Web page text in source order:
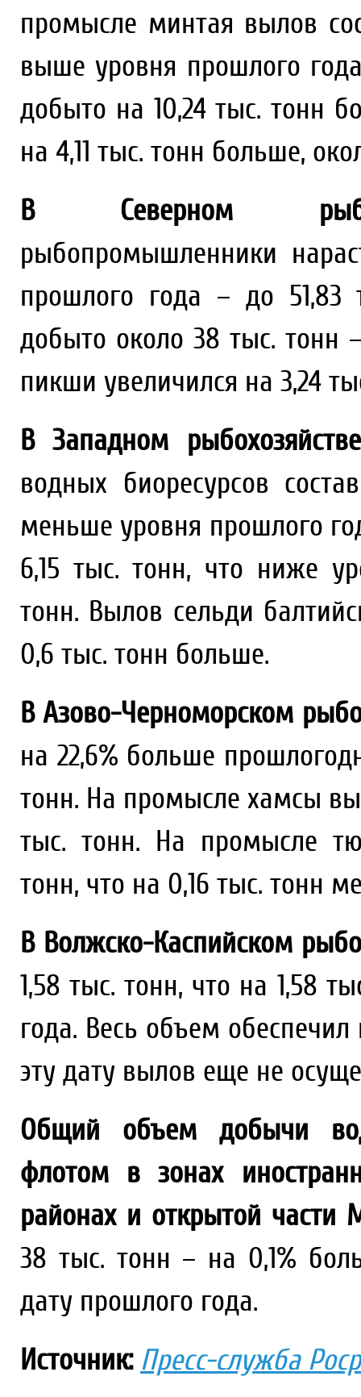
промысле минтая вылов
выше уровня прошлого
добыто на 10,24 тыс. тонн
на 4,11 тыс. тонн больше,
В Северном
рыбопромышленники
прошлого года – до 51,83
добыто около 38 тыс. тонн
пикши увеличился на 3,24
В Западном
водных биоресурсов
меньше уровня прошлого
6,15 тыс. тонн, что ниже
тонн. Вылов сельди
0,6 тыс. тонн больше.
В Азово-Черноморском
на 22,6% больше
тонн. На промысле хамсы
тыс. тонн. На промысле
тонн, что на 0,16 тыс. тонн
В Волжско-Каспийском
1,58 тыс. тонн, что на 1,58
года. Весь объем
эту дату вылов еще не
Общий объем добычи
флотом в зонах
районах и открытой части
38 тыс. тонн – на 0,1%
дату прошлого года.
Источник: Пресс-служба